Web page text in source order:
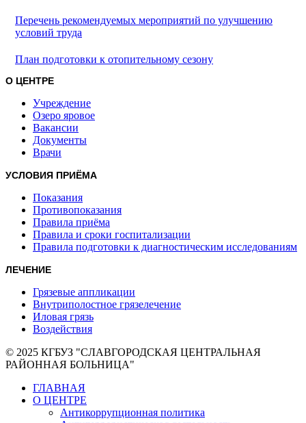
Перечень рекомендуемых мероприятий по улучшению
условий труда
План подготовки к отопительному сезону
О ЦЕНТРЕ
Учреждение
Озеро яровое
Вакансии
Документы
Врачи
УСЛОВИЯ ПРИЁМА
Показания
Противопоказания
Правила приёма
Правила и сроки госпитализации
Правила подготовки к диагностическим исследованиям
ЛЕЧЕНИЕ
Грязевые аппликации
Внутриполостное грязелечение
Иловая грязь
Воздействия
© 2025 КГБУЗ "СЛАВГОРОДСКАЯ ЦЕНТРАЛЬНАЯ
РАЙОННАЯ БОЛЬНИЦА"
ГЛАВНАЯ
О ЦЕНТРЕ
Антикоррупционная политика